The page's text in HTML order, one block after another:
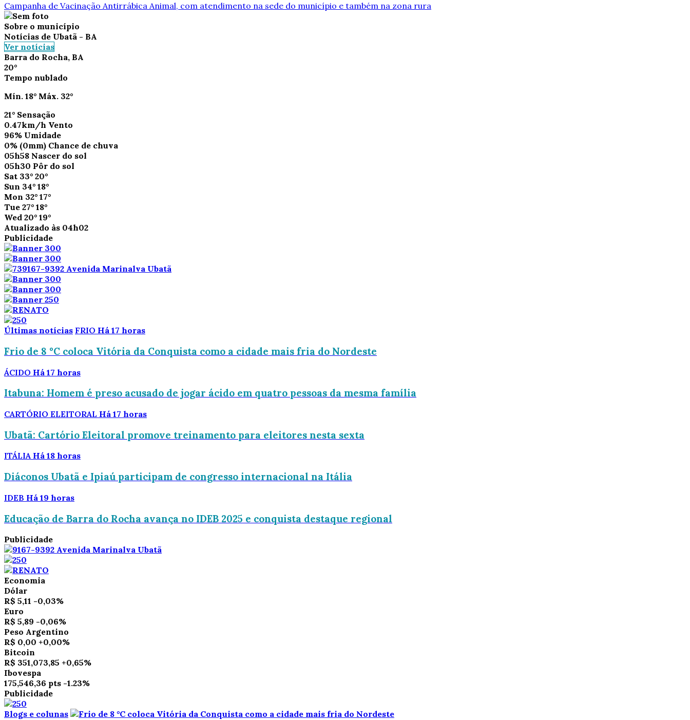
Campanha de Vacinação Antirrábica Animal, com atendimento na sede do município e também na zona rura
Sobre o município
Notícias de Ubatã - BA
Ver notícias
Barra do Rocha, BA
20°
Tempo nublado
Mín. 18° Máx. 32°
21° Sensação
0.47km/h Vento
96% Umidade
0% (0mm) Chance de chuva
05h58 Nascer do sol
05h30 Pôr do sol
Sat 33° 20°
Sun 34° 18°
Mon 32° 17°
Tue 27° 18°
Wed 20° 19°
Atualizado às 04h02
Publicidade
Últimas notícias FRIO Há 17 horas
Frio de 8 °C coloca Vitória da Conquista como a cidade mais fria do Nordeste
ÁCIDO Há 17 horas
Itabuna: Homem é preso acusado de jogar ácido em quatro pessoas da mesma família
CARTÓRIO ELEITORAL Há 17 horas
Ubatã: Cartório Eleitoral promove treinamento para eleitores nesta sexta
ITÁLIA Há 18 horas
Diáconos Ubatã e Ipiaú participam de congresso internacional na Itália
IDEB Há 19 horas
Educação de Barra do Rocha avança no IDEB 2025 e conquista destaque regional
Publicidade
Economia
Dólar
R$ 5,11 -0,03%
Euro
R$ 5,89 -0,06%
Peso Argentino
R$ 0,00 +0,00%
Bitcoin
R$ 351,073,85 +0,65%
Ibovespa
175,546,36 pts -1.23%
Publicidade
Blogs e colunas